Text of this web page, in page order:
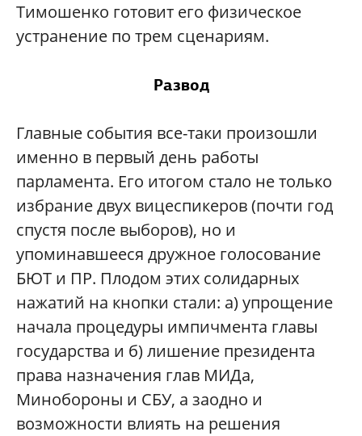
Тимошенко готовит его физическое
устранение по трем сценариям.
Развод
Главные события все-таки произошли
именно в первый день работы
парламента. Его итогом стало не только
избрание двух вицеспикеров (почти год
спустя после выборов), но и
упоминавшееся дружное голосование
БЮТ и ПР. Плодом этих солидарных
нажатий на кнопки стали: а) упрощение
начала процедуры импичмента главы
государства и б) лишение президента
права назначения глав МИДа,
Минобороны и СБУ, а заодно и
возможности влиять на решения